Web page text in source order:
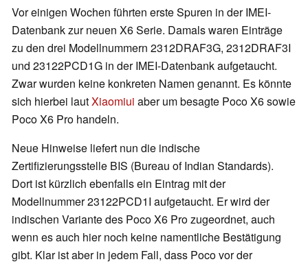
Vor einigen Wochen führten erste Spuren in der IMEI-
Datenbank zur neuen X6 Serie. Damals waren Einträge
zu den drei Modellnummern 2312DRAF3G, 2312DRAF3I
und 23122PCD1G in der IMEI-Datenbank aufgetaucht.
Zwar wurden keine konkreten Namen genannt. Es könnte
sich hierbei lautXiaomiui aber um besagte Poco X6 sowie
Poco X6 Pro handeln.
Neue Hinweise liefert nun die indische
Zertifizierungsstelle BIS (Bureau of Indian Standards).
Dort ist kürzlich ebenfalls ein Eintrag mit der
Modellnummer 23122PCD1I aufgetaucht. Er wird der
indischen Variante des Poco X6 Pro zugeordnet, auch
wenn es auch hier noch keine namentliche Bestätigung
gibt. Klar ist aber in jedem Fall, dass Poco vor der